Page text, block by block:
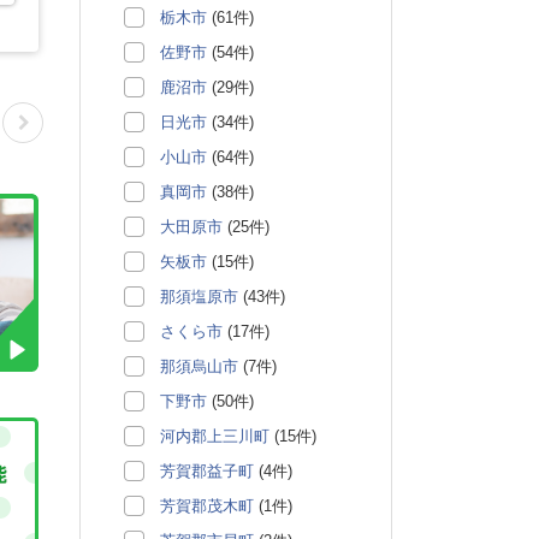
栃木市 (61件)
佐野市 (54件)
鹿沼市 (29件)
日光市 (34件)
小山市 (64件)
真岡市 (38件)
大田原市 (25件)
矢板市 (15件)
那須塩原市 (43件)
さくら市 (17件)
那須烏山市 (7件)
下野市 (50件)
河内郡上三川町 (15件)
芳賀郡益子町 (4件)
芳賀郡茂木町 (1件)